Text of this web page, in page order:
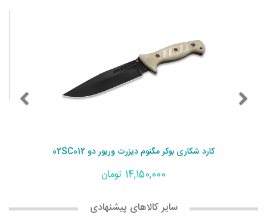
کارد شکاری بوکر مگنوم دیزرت وریور دو 02SC012
14,150,000 تومان
سایر کالاهای پیشنهادی